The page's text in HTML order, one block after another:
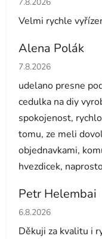
Velmi rychle
Alena Polák
Hodnocení
7.8.2026
udelano presne
cedulka na diy
spokojenost,
tomu, ze meli
objednavkami,
hvezdicek,
Petr Helembai
Hodnocení
6.8.2026
Děkuji za kvalitu i